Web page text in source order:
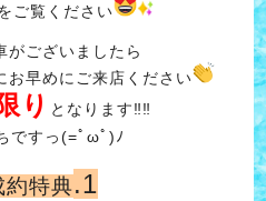
ご覧ください
がございましたら
お早めにご来店ください
り となります‼‼
ですっ(=ﾟωﾟ)ﾉ
約特典.1